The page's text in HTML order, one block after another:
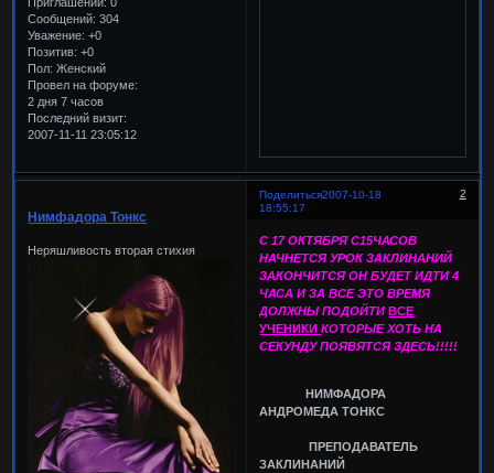
Сообщений: 304
Уважение: +0
Позитив: +0
Пол: Женский
Провел на форуме:
2 дня 7 часов
Последний визит:
2007-11-11 23:05:12
Поделиться 2
2007-10-18
18:55:17
Нимфадора Тонкс
Неряшливость вторая стихия
С 17 ОКТЯБРЯ С15ЧАСОВ
НАЧНЕТСЯ УРОК ЗАКЛИНАНИЙ
ЗАКОНЧИТСЯ ОН БУДЕТ ИДТИ 4
ЧАСА И ЗА ВСЕ ЭТО ВРЕМЯ
ДОЛЖНЫ ПОДОЙТИ ВСЕ
УЧЕНИКИКОТОРЫЕ ХОТЬ НА
СЕКУНДУ ПОЯВЯТСЯ ЗДЕСЬ!!!!!
НИМФАДОРА
АНДРОМЕДА ТОНКС
ПРЕПОДАВАТЕЛЬ
ЗАКЛИНАНИЙ